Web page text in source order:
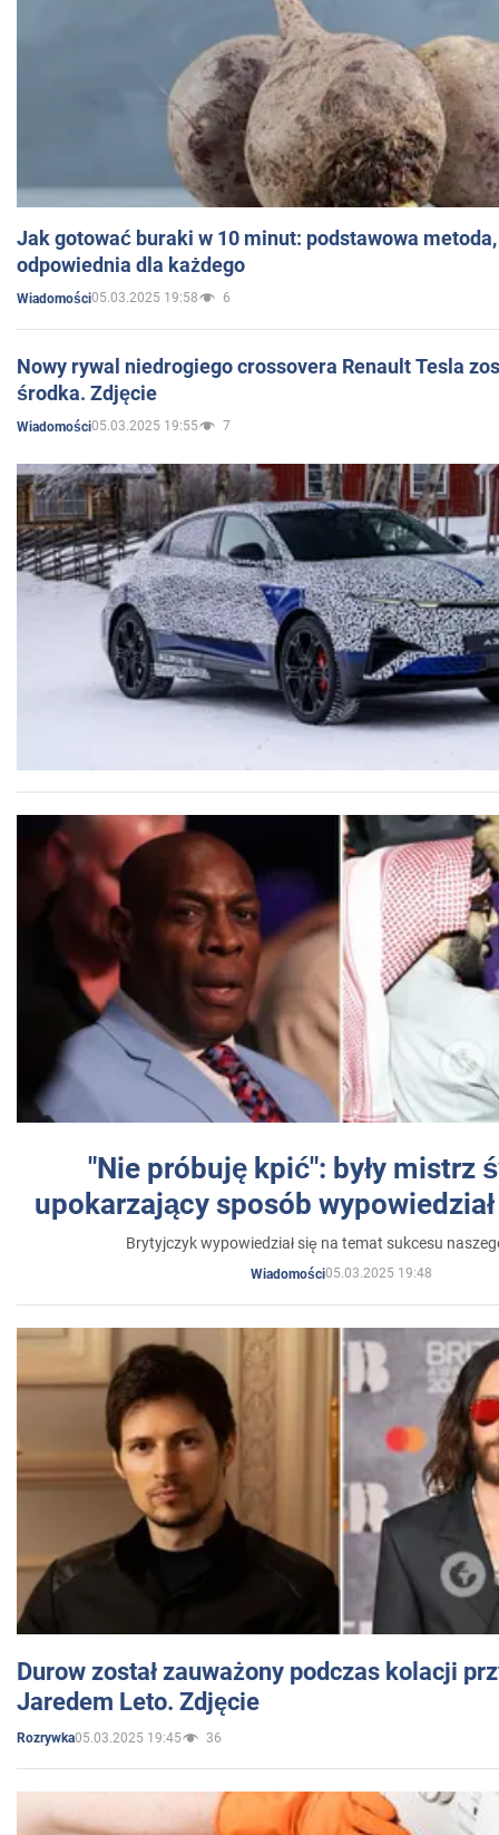
Jak gotować buraki w 10 minut: podstawowa
odpowiednia dla każdego
Wiadomości05.03.2025 19:58 6
Nowy rywal niedrogiego crossovera Renault Tesla
środka. Zdjęcie
Wiadomości05.03.2025 19:55 7
"Nie próbuję kpić": były mistrz
upokarzający sposób
Brytyjczyk wypowiedział się na temat sukcesu
Wiadomości05.03.2025 19:48
Durow został zauważony podczas kolacji
Jaredem Leto. Zdjęcie
Rozrywka05.03.2025 19:45 36